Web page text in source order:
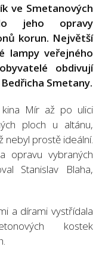
ve Smetanových
jeho opravy
korun. Největší
lampy veřejného
obdivují
Smetany.
Mír až po ulici
ploch u altánu,
nebyl prostě ideální.
opravu vybraných
Stanislav Blaha,
a dírami vystřídala
kostek